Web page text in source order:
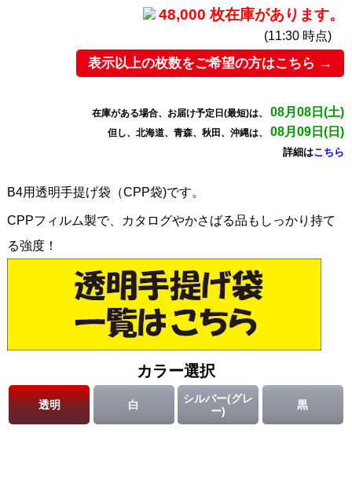
48,000 枚在庫があります。
(11:30 時点)
表示以上の枚数をご希望の方はこちら →
在庫がある場合、お届け予定日(最短)は、 08月08日(土)
但し、北海道、青森、秋田、沖縄は、 08月09日(日)
詳細はこちら
B4用透明手提げ袋（CPP袋)です。
CPPフィルム製で、カタログやかさばる品もしっかり持て
る強度！
カラー選択
透明 白
シルバー(グレ
ー)
黒